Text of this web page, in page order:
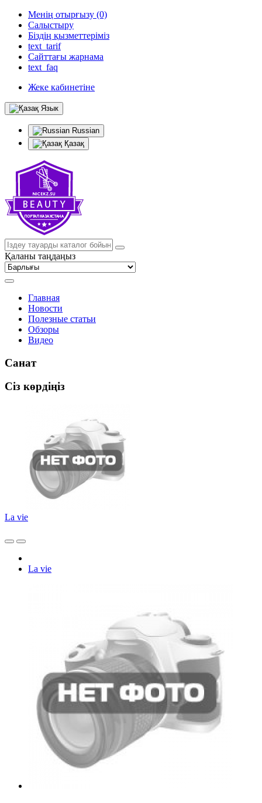
Менің отырғызу (0)
Салыстыру
Біздің қызметтеріміз
text_tarif
Сайттағы жарнама
text_faq
Жеке кабинетіне
Язык
Russian
Қазақ
Қаланы таңдаңыз
Главная
Новости
Полезные статьи
Обзоры
Видео
Санат
Сіз көрдіңіз
La vie
La vie